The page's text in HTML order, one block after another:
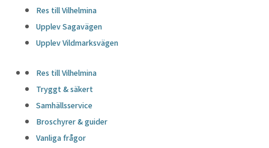
Res till Vilhelmina
Upplev Sagavägen
Upplev Vildmarksvägen
Res till Vilhelmina
Tryggt & säkert
Samhällsservice
Broschyrer & guider
Vanliga frågor